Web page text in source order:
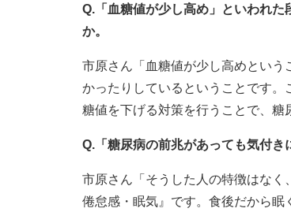
Q.「血糖値が少し高め」といわれ
か。
市原さん「血糖値が少し高めとい
かったりしているということです。
糖値を下げる対策を行うことで、糖
Q.「糖尿病の前兆があっても気付き
市原さん「そうした人の特徴はな
倦怠感・眠気』です。食後だから眠